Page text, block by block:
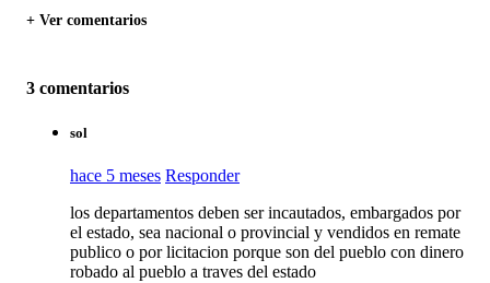
+ Ver comentarios
3 comentarios
sol
hace 5 meses Responder
los departamentos deben ser incautados, embargados por
el estado, sea nacional o provincial y vendidos en remate
publico o por licitacion porque son del pueblo con dinero
robado al pueblo a traves del estado